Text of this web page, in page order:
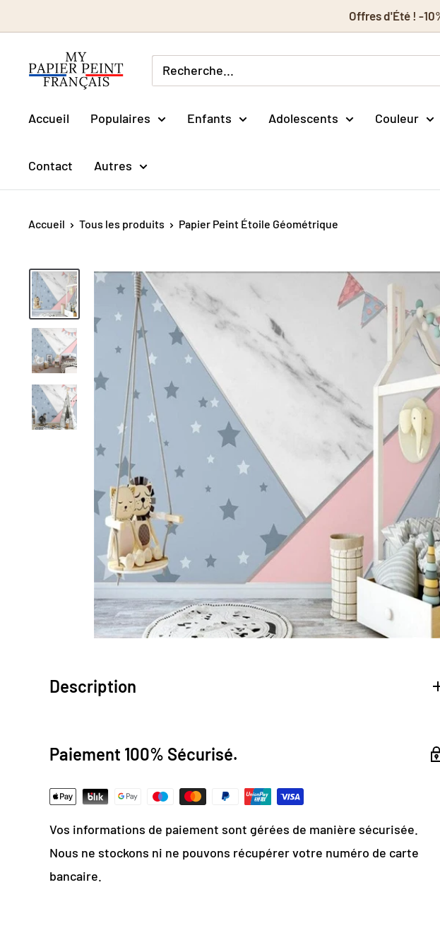
au
Offres d'Été ! -
Accueil Populaires Enfants Adolescents Couleur
Contact Autres
Accueil Tous les produits Papier Peint Étoile Géométrique
Description
Papier Peint Intissé : pose facile & durable
Vinyle & Toile anti-allergène
Matière ignifugée, antistatique et anti-moisissure
Paiement 100% Sécurisé.
Vos informations de paiement sont gérées de manière sécurisée.
Nous ne stockons ni ne pouvons récupérer votre numéro de carte
bancaire.